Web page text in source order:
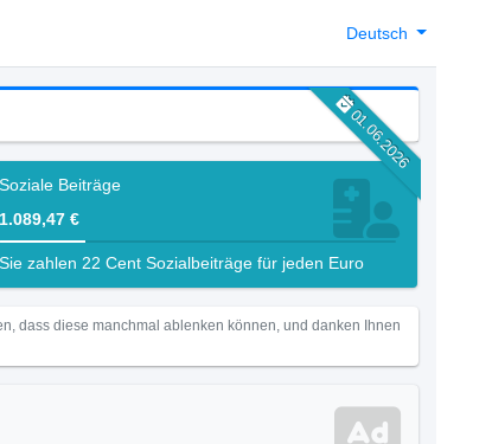
Deutsch
01.06.2026
Soziale Beiträge
1.089,47 €
Sie zahlen 22 Cent Sozialbeiträge für jeden Euro
dass diese manchmal ablenken können, und danken Ihnen